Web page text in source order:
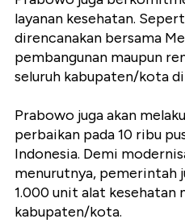
layanan kesehatan.
direncanakan bersama
pembangunan maupun
seluruh kabupaten/kota
Prabowo juga akan
perbaikan pada 10 ribu
Indonesia. Demi
menurutnya, pemerintah
1.000 unit alat kesehatan
kabupaten/kota.